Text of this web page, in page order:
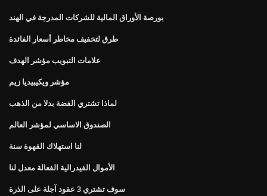
بورصة الأوراق المالية للشركات المدرجة في الهند
طرق لتخفيف مخاطر أسعار الفائدة
علامات التبويب مؤشر الهدف
مؤشر ويكيبيديا زيم
لماذا تشتري الفضة بدلا من الذهب
الصندوق الاساسي لمؤشر العالم
لنا استهلاك القهوة سنة
الأموال الفيدرالية الفعالة معدل لنا
سوف تشتري 3 عقود آجلة على الذرة